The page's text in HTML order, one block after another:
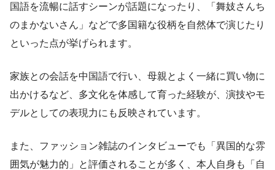
国語を流暢に話すシーンが話題になったり、「舞妓さんち
のまかないさん」などで多国籍な役柄を自然体で演じたり
といった点が挙げられます。
家族との会話を中国語で行い、母親とよく一緒に買い物に
出かけるなど、多文化を体感して育った経験が、演技やモ
デルとしての表現力にも反映されています。
また、ファッション雑誌のインタビューでも「異国的な雰
囲気が魅力的」と評価されることが多く、本人自身も「自